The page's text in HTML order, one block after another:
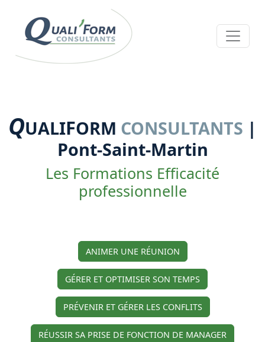
QUALIFORM CONSULTANTS |
Pont-Saint-Martin
Les Formations Efficacité
professionnelle
ANIMER UNE RÉUNION
GÉRER ET OPTIMISER SON TEMPS
PRÉVENIR ET GÉRER LES CONFLITS
RÉUSSIR SA PRISE DE FONCTION DE MANAGER